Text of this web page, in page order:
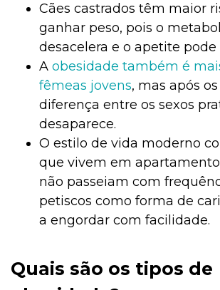
Cães castrados têm maior
ganhar peso, pois o
desacelera e o apetite
A obesidade também é
fêmeas jovens, mas após os
diferença entre os sexos
desaparece.
O estilo de vida moderno
que vivem em
não passeiam com
petiscos como forma de
a engordar com facilidade.
Quais são os tipos de